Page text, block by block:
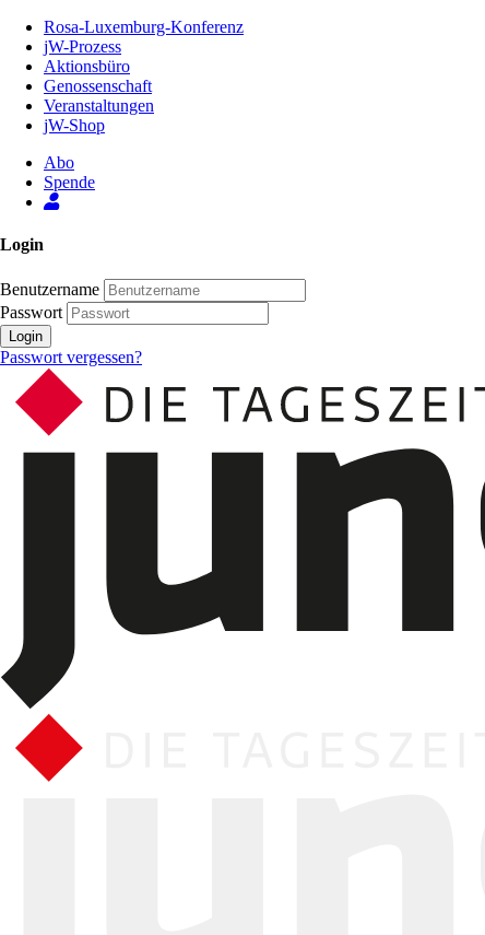
Inhalt
Seite
Rosa-Luxemburg-Konferenz
jW-Prozess
Aktionsbüro
Genossenschaft
Veranstaltungen
jW-Shop
Abo
Spende
Login
Benutzername
Passwort
Login
Passwort vergessen?